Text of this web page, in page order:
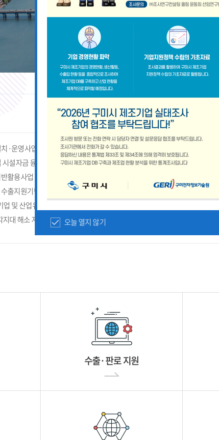
오늘 열지 않기
설자금 융자지원 안내
2026-07-27
2026-07-10
2026-07-08
및 산업유산 지정계획』 공고
대 해소 지원사업 모집공고
수출·판로 지원